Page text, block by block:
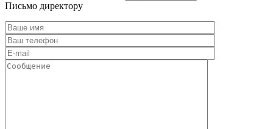
Письмо директору